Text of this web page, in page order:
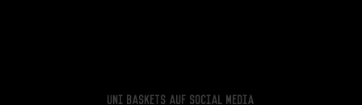
Uni Baskets auf Social Media